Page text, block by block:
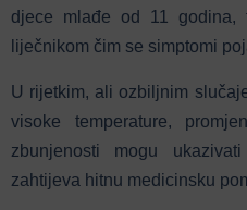
djece mlađe od 11 godina,
liječnikom čim se simptomi
U rijetkim, ali ozbiljnim
visoke temperature,
zbunjenosti mogu
zahtijeva hitnu medicinsku